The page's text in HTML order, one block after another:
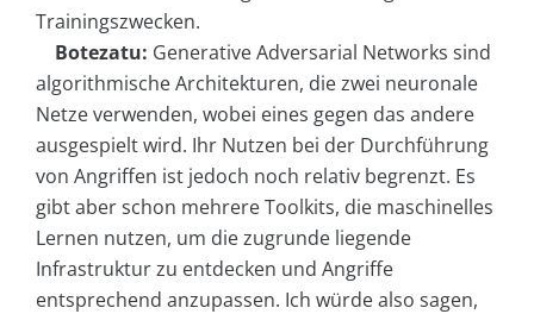
Trainingszwecken.
Botezatu: Generative Adversarial Networks sind
algorithmische Architekturen, die zwei neuronale
Netze verwenden, wobei eines gegen das andere
ausgespielt wird. Ihr Nutzen bei der Durchführung
von Angriffen ist jedoch noch relativ begrenzt. Es
gibt aber schon mehrere Toolkits, die maschinelles
Lernen nutzen, um die zugrunde liegende
Infrastruktur zu entdecken und Angriffe
entsprechend anzupassen. Ich würde also sagen,